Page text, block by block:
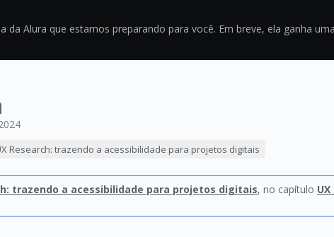
da Alura que estamos preparando para você. Em breve, ela ganha
Research: trazendo a acessibilidade para projetos digitais
trazendo a acessibilidade para projetos digitais, no capítulo